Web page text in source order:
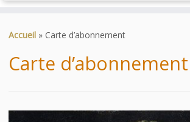
auAccueil » Carte d’abonnement
Carte d’abonnement